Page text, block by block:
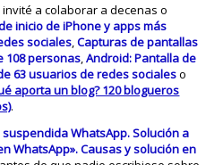
a colaborar a decenas o
inicio de iPhone y apps más
sociales,Capturas de pantallas
108 personas,Android: Pantalla de
63 usuarios de redes socialeso
aporta un blog? 120 blogueros
.
suspendida WhatsApp. Solución a
WhatsApp». Causas y solución en